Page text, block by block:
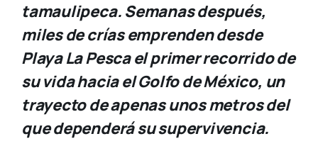
tamaulipeca. Semanas después,
miles de crías emprenden desde
Playa La Pesca el primer recorrido de
su vida hacia el Golfo de México, un
trayecto de apenas unos metros del
que dependerá su supervivencia.